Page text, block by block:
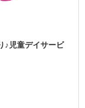
♪児童デイサービ